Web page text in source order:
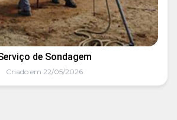
de Sondagem
Criado em 22/05/2026